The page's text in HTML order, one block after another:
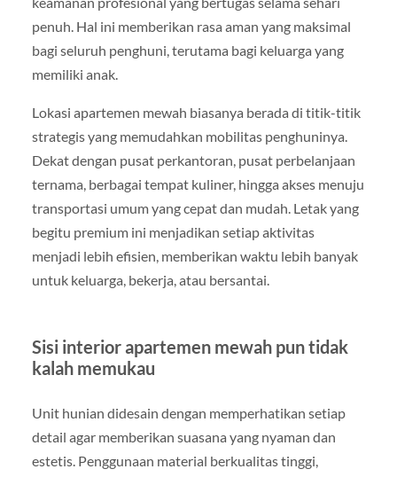
penuh. Hal ini memberikan rasa aman yang maksimal
bagi seluruh penghuni, terutama bagi keluarga yang
memiliki anak.
Lokasi apartemen mewah biasanya berada di titik-titik
strategis yang memudahkan mobilitas penghuninya.
Dekat dengan pusat perkantoran, pusat perbelanjaan
ternama, berbagai tempat kuliner, hingga akses menuju
transportasi umum yang cepat dan mudah. Letak yang
begitu premium ini menjadikan setiap aktivitas
menjadi lebih efisien, memberikan waktu lebih banyak
untuk keluarga, bekerja, atau bersantai.
Sisi interior apartemen mewah pun tidak
kalah memukau
Unit hunian didesain dengan memperhatikan setiap
detail agar memberikan suasana yang nyaman dan
estetis. Penggunaan material berkualitas tinggi,